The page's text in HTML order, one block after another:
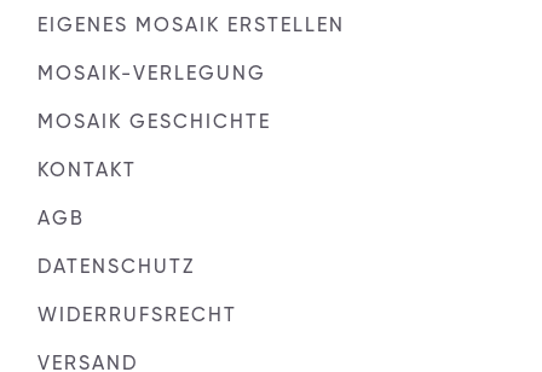
EIGENES MOSAIK ERSTELLEN
MOSAIK-VERLEGUNG
MOSAIK GESCHICHTE
KONTAKT
AGB
DATENSCHUTZ
WIDERRUFSRECHT
VERSAND